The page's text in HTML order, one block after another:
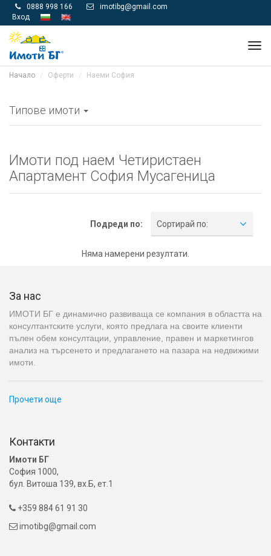
 0888 998 166 
imotibg@gmail.com
Вход
Начало Оферти Наеми София
Типове имоти
Имоти под наем Четиристаен
Апартамент София Мусагеница
Подреди по: Сортирай по:
Няма намерени резултати.
За нас
ИМОТИ БГ е динамично развиваща се компания в областта на
консултантските услуги, която предлага на своите клиенти
пълен обем консултации, управление, правен и маркетингов
анализ на търсенето и предлагането на пазара на недвижими
имоти.
Прочети още
Контакти
Имоти БГ
София 1000,
бул. Витоша 139, вх.Б, ет.1
 +359 884 61 91 30
 imotibg@gmail.com